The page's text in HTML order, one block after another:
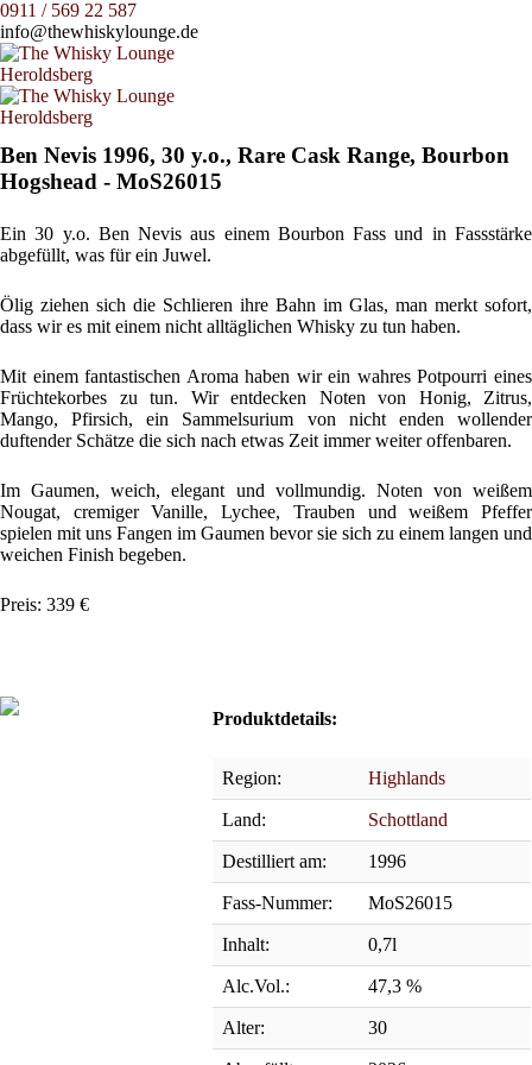
0911 / 569 22 587
info@thewhiskylounge.de
Ben Nevis 1996, 30 y.o., Rare Cask Range, Bourbon
Hogshead - MoS26015
Ein 30 y.o. Ben Nevis aus einem Bourbon Fass und in Fassstärke
abgefüllt, was für ein Juwel.
Ölig ziehen sich die Schlieren ihre Bahn im Glas, man merkt sofort,
dass wir es mit einem nicht alltäglichen Whisky zu tun haben.
Mit einem fantastischen Aroma haben wir ein wahres Potpourri eines
Früchtekorbes zu tun. Wir entdecken Noten von Honig, Zitrus,
Mango, Pfirsich, ein Sammelsurium von nicht enden wollender
duftender Schätze die sich nach etwas Zeit immer weiter offenbaren.
Im Gaumen, weich, elegant und vollmundig. Noten von weißem
Nougat, cremiger Vanille, Lychee, Trauben und weißem Pfeffer
spielen mit uns Fangen im Gaumen bevor sie sich zu einem langen und
weichen Finish begeben.
Preis: 339 €
Produktdetails:
Region: Highlands
Land: Schottland
Destilliert am: 1996
Fass-Nummer: MoS26015
Inhalt: 0,7l
Alc.Vol.: 47,3 %
Alter: 30